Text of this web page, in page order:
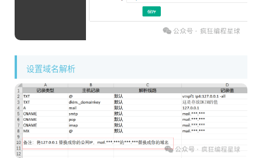
设置域名解析